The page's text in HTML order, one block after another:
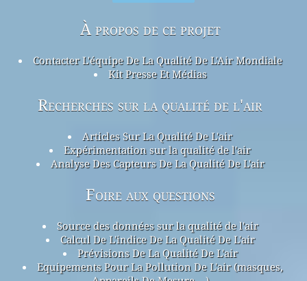
À propos de ce projet
Contacter L'équipe De La Qualité De L'Air Mondiale
Kit Presse Et Médias
Recherches sur la qualité de l'air
Articles Sur La Qualité De L'air
Expérimentation sur la qualité de l'air
Analyse Des Capteurs De La Qualité De L'air
Foire aux questions
Source des données sur la qualité de l'air
Calcul De L'indice De La Qualité De L'air
Prévisions De La Qualité De L'air
Equipements Pour La Pollution De L'air (masques,